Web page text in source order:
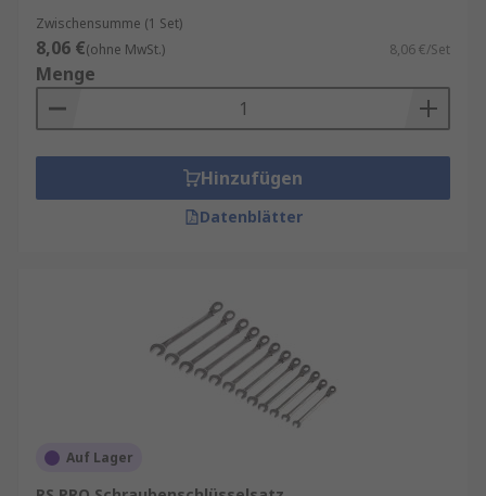
Zwischensumme (1 Set)
8,06 €(ohne MwSt.) 8,06 €/Set
Menge
Hinzufügen
Datenblätter
Auf Lager